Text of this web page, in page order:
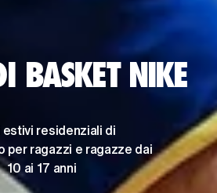
BASKET NIKE
estivi residenziali di
per ragazzi e ragazze dai
10 ai 17 anni